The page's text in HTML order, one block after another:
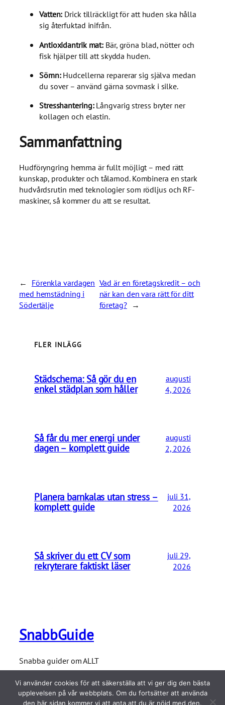
Vatten: Drick tillräckligt för att huden ska hålla
sig återfuktad inifrån.
Antioxidantrik mat: Bär, gröna blad, nötter och
fisk hjälper till att skydda huden.
Sömn:Hudcellerna reparerar sig själva medan
du sover – använd gärna sovmask i silke.
Stresshantering:Långvarig stress bryter ner
kollagen och elastin.
Sammanfattning
Hudföryngring hemma är fullt möjligt – med rätt
kunskap, produkter och tålamod. Kombinera en stark
hudvårdsrutin med teknologier som rödljus och RF-
maskiner, så kommer du att se resultat.
←
Förenkla vardagen
med hemstädning i
Södertälje
Vad är en företagskredit – och
när kan den vara rätt för ditt
företag? →
FLER INLÄGG
Städschema: Så gör du en
enkel städplan som håller
augusti
4, 2026
Så får du mer energi under
dagen – komplett guide
augusti
2, 2026
Planera barnkalas utan stress –
komplett guide
juli 31,
2026
Så skriver du ett CV som
rekryterare faktiskt läser
juli 29,
2026
SnabbGuide
Snabba guider om ALLT
Vi använder cookies för att säkerställa att vi ger dig den bästa
upplevelsen på vår webbplats. Om du fortsätter att använda
den här sidan kommer vi att anta att du är nöjd med den.